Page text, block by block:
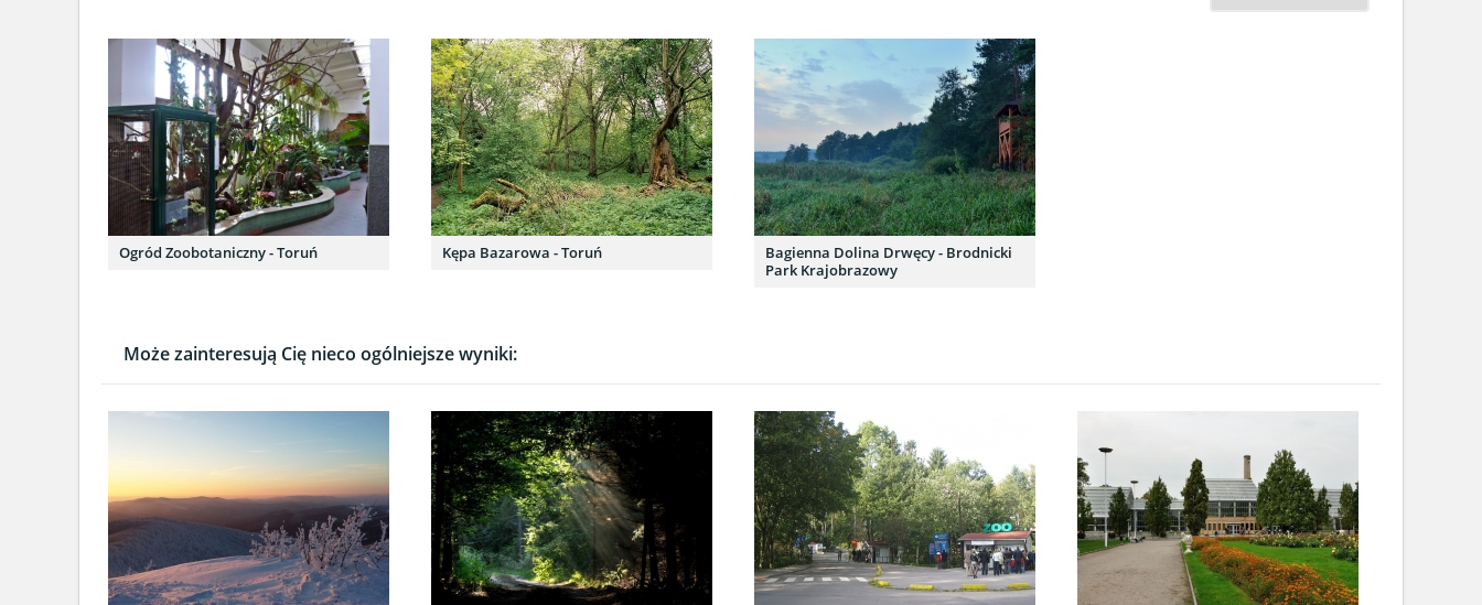
Ogród Zoobotaniczny - Toruń Kępa Bazarowa - Toruń
Bagienna Dolina Drwęcy - Brodnicki
Park Krajobrazowy
Może zainteresują Cię nieco ogólniejsze wyniki: